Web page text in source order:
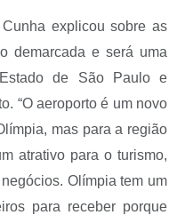
explicou sobre as
demarcada e será uma
de São Paulo e
“O aeroporto é um novo
mas para a região
atrativo para o turismo,
Olímpia tem um
para receber porque